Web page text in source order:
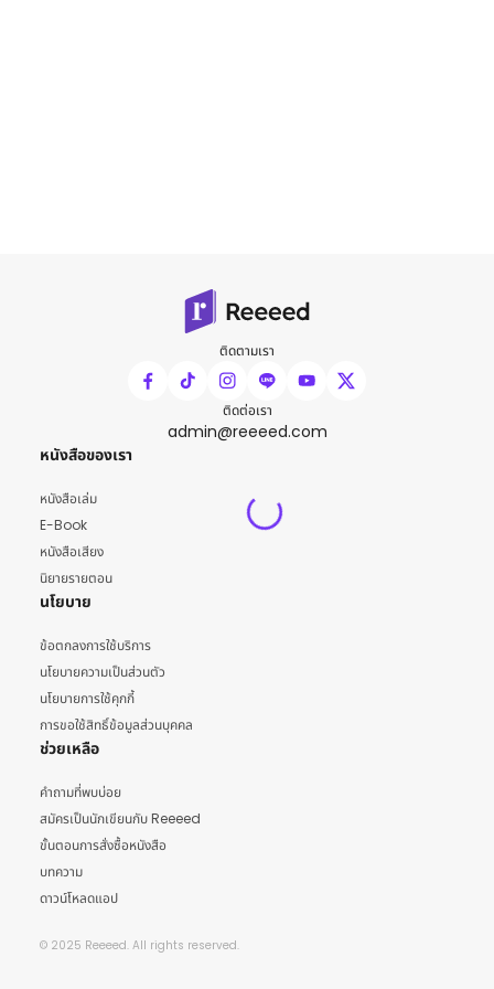
ติดตามเรา
ติดต่อเรา
admin@reeeed.com
หนังสือของเรา
หนังสือเล่ม
E-Book
หนังสือเสียง
นิยายรายตอน
นโยบาย
ข้อตกลงการใช้บริการ
นโยบายความเป็นส่วนตัว
นโยบายการใช้คุกกี้
การขอใช้สิทธิ์ข้อมูลส่วนบุคคล
ช่วยเหลือ
คำถามที่พบบ่อย
สมัครเป็นนักเขียนกับ Reeeed
ขั้นตอนการสั่งซื้อหนังสือ
บทความ
ดาวน์โหลดแอป
© 2025 Reeeed. All rights reserved.